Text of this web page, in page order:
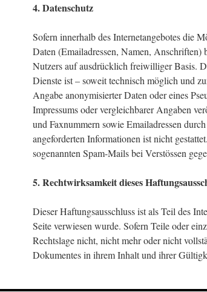
4. Datenschutz
Sofern innerhalb des Internetangebotes die
Daten (Emailadressen, Namen, Anschriften)
Nutzers auf ausdrücklich freiwilliger Basis.
Dienste ist – soweit technisch möglich und
Angabe anonymisierter Daten oder eines
Impressums oder vergleichbarer Angaben
und Faxnummern sowie Emailadressen
angeforderten Informationen ist nicht
sogenannten Spam-Mails bei Verstössen
5. Rechtwirksamkeit dieses
Dieser Haftungsausschluss ist als Teil des
Seite verwiesen wurde. Sofern Teile oder
Rechtslage nicht, nicht mehr oder nicht
Dokumentes in ihrem Inhalt und ihrer